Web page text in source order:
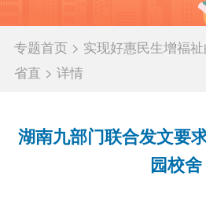
专题首页 > 实现好惠民生增福
省直 > 详情
湖南九部门联合发文要
园校舍